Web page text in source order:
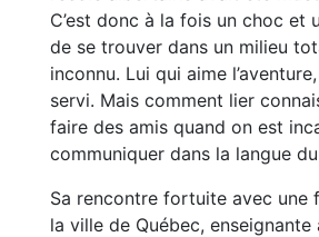
C’est donc à la fois un choc et
de se trouver dans un milieu
inconnu. Lui qui aime
servi. Mais comment lier
faire des amis quand on est
communiquer dans la langue
Sa rencontre fortuite avec une
la ville de Québec, enseignante